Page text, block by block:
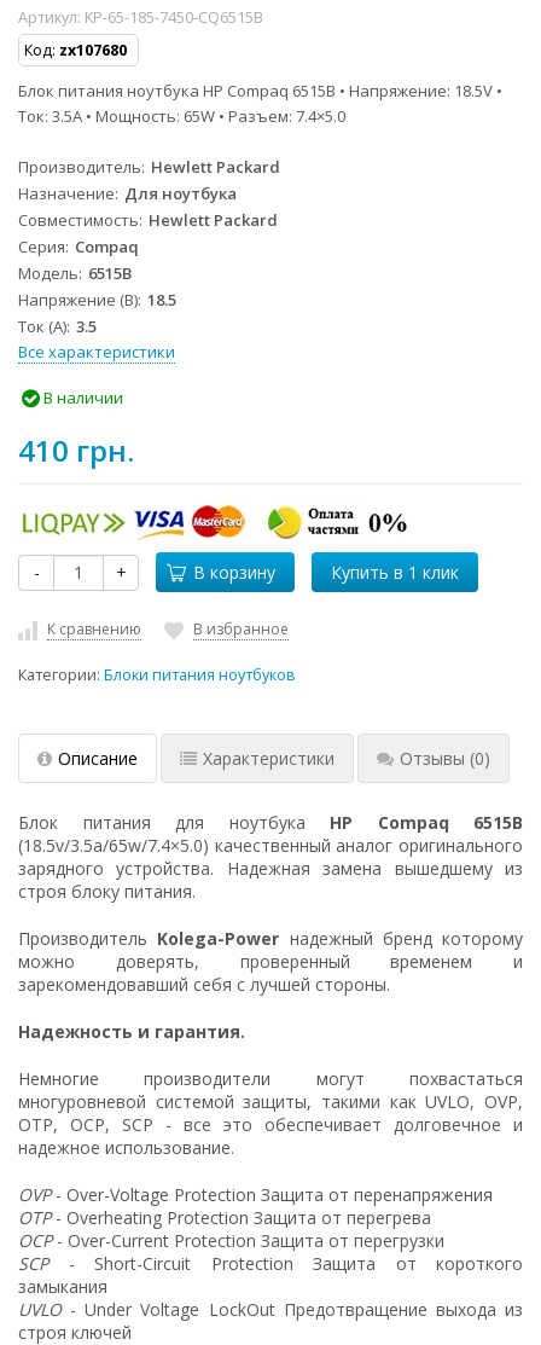
Артикул: KP-65-185-7450-CQ6515B
Код: zx107680
Блок питания ноутбука HP Compaq 6515B • Напряжение: 18.5V •
Ток: 3.5A • Мощность: 65W • Разъем: 7.4×5.0
Производитель Hewlett Packard
Назначение Для ноутбука
Совместимость Hewlett Packard
Серия Compaq
Модель 6515B
Напряжение (В) 18.5
Ток (А) 3.5
Все характеристики
В наличии
410 грн.
- + В корзину
К сравнению В избранное
Категории: Блоки питания ноутбуков
Описание Характеристики Отзывы (0)
Блок питания для ноутбука HP Compaq 6515B
(18.5v/3.5a/65w/7.4×5.0) качественный аналог оригинального
зарядного устройства. Надежная замена вышедшему из
строя блоку питания.
Производитель Kolega-Power надежный бренд которому
можно доверять, проверенный временем и
зарекомендовавший себя с лучшей стороны.
Надежность и гарантия.
Немногие производители могут похвастаться
многуровневой системой защиты, такими как UVLO, OVP,
OTP, OCP, SCP - все это обеспечивает долговечное и
надежное использование.
OVP- Over-Voltage Protection Защита от перенапряжения
OTP- Overheating Protection Защита от перегрева
OCP- Over-Current Protection Защита от перегрузки
SCP- Short-Circuit Protection Защита от короткого
замыкания
UVLO- Under Voltage LockOut Предотвращение выхода из
строя ключей